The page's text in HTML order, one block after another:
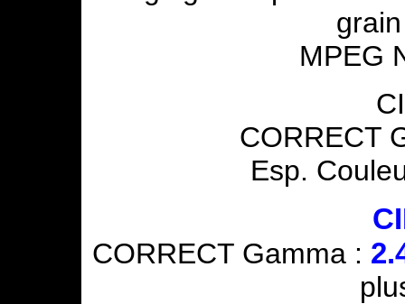
MPEG
CORRECT
Esp.
CORRECT Gamma :